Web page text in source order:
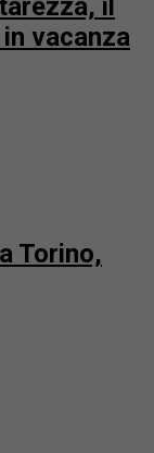
il
vacanza
Torino,